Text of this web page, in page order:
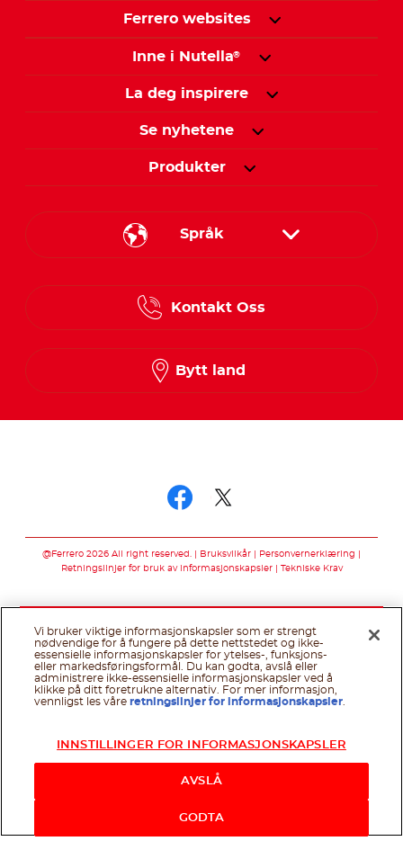
Ferrero websites
Inne i Nutella®
La deg inspirere
Se nyhetene
Produkter
Språk
Danish
Norwegian
Kontakt Oss
Bytt land
@Ferrero 2026 All right reserved. Bruksvilkår
Personvernerklæring
Retningslinjer for bruk av informasjonskapsler
Tekniske Krav
Vi bruker viktige informasjonskapsler som er strengt
nødvendige for å fungere på dette nettstedet og ikke-
essensielle informasjonskapsler for ytelses-, funksjons-
eller markedsføringsformål. Du kan godta, avslå eller
administrere ikke-essensielle informasjonskapsler ved å
klikke på ditt foretrukne alternativ. For mer informasjon,
vennligst les våreretningslinjer for informasjonskapsler
INNSTILLINGER FOR INFORMASJONSKAPSLER
AVSLÅ
GODTA